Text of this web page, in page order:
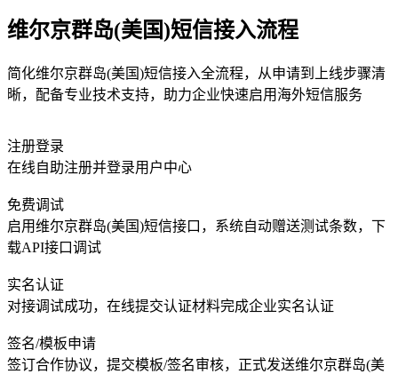
维尔京群岛(美国)短信接入流程
简化维尔京群岛(美国)短信接入全流程，从申请到上线步骤清
晰，配备专业技术支持，助力企业快速启用海外短信服务
注册登录
在线自助注册并登录用户中心
免费调试
启用维尔京群岛(美国)短信接口，系统自动赠送测试条数，下
载API接口调试
实名认证
对接调试成功，在线提交认证材料完成企业实名认证
签名/模板申请
签订合作协议，提交模板/签名审核，正式发送维尔京群岛(美